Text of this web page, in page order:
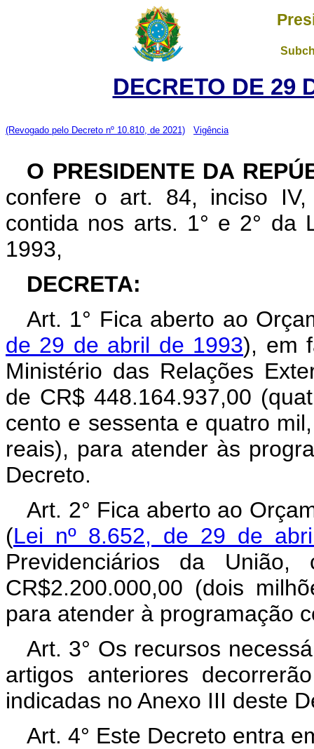
DECRETO DE 29
(Revogado pelo Decreto nº 10.810, de 2021) Vigência
O PRESIDENTE DA
confere o art. 84, inciso
contida nos arts. 1° e 2° da
1993,
DECRETA:
Art. 1° Fica aberto ao
de 29 de abril de 1993), em
Ministério das Relações
de CR$ 448.164.937,00
cento e sessenta e quatro
reais), para atender às
Decreto.
Art. 2° Fica aberto ao
(Lei nº 8.652, de 29 de
Previdenciários da
CR$2.200.000,00 (dois
para atender à programação
Art. 3° Os recursos
artigos anteriores
indicadas no Anexo III deste
Art. 4° Este Decreto entra